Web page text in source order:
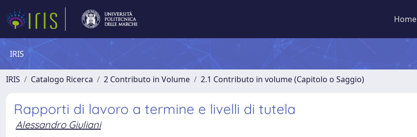
Home
IRIS
IRIS Catalogo Ricerca 2 Contributo in Volume 2.1 Contributo in volume (Capitolo o Saggio)
Rapporti di lavoro a termine e livelli di tutela
Alessandro Giuliani